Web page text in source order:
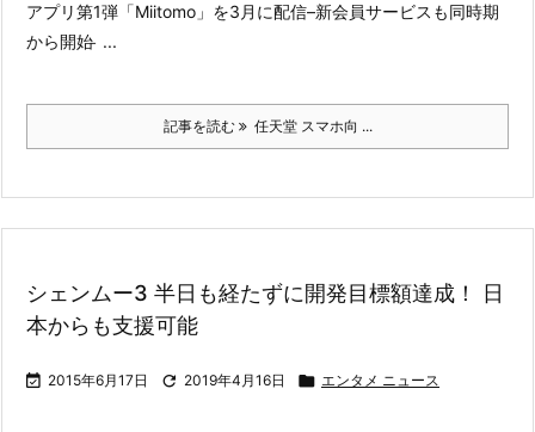
アプリ第1弾「Miitomo」を3月に配信–新会員サービスも同時期
から開始 ̵ ...
記事を読む 任天堂 スマホ向 ...
シェンムー3 半日も経たずに開発目標額達成！ 日
本からも支援可能
 2015年6月17日  2019年4月16日  エンタメ ニュース